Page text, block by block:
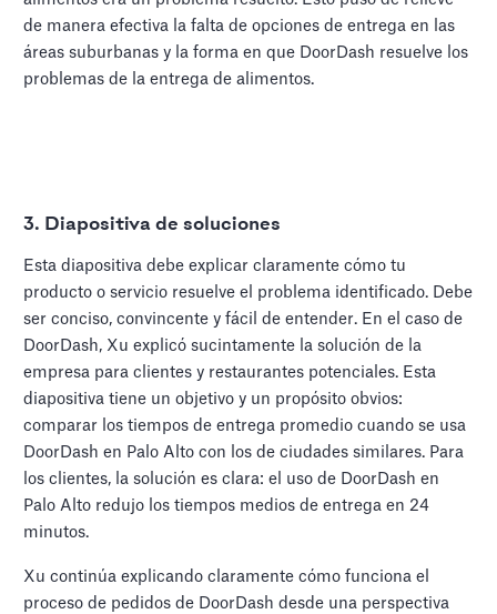
de manera efectiva la falta de opciones de entrega en las
áreas suburbanas y la forma en que DoorDash resuelve los
problemas de la entrega de alimentos.
3. Diapositiva de soluciones
Esta diapositiva debe explicar claramente cómo tu
producto o servicio resuelve el problema identificado. Debe
ser conciso, convincente y fácil de entender. En el caso de
DoorDash, Xu explicó sucintamente la solución de la
empresa para clientes y restaurantes potenciales. Esta
diapositiva tiene un objetivo y un propósito obvios:
comparar los tiempos de entrega promedio cuando se usa
DoorDash en Palo Alto con los de ciudades similares. Para
los clientes, la solución es clara: el uso de DoorDash en
Palo Alto redujo los tiempos medios de entrega en 24
minutos.
Xu continúa explicando claramente cómo funciona el
proceso de pedidos de DoorDash desde una perspectiva